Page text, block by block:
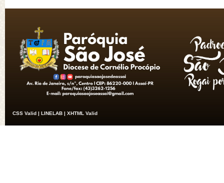
CSS Valid | LINELAB | XHTML Valid